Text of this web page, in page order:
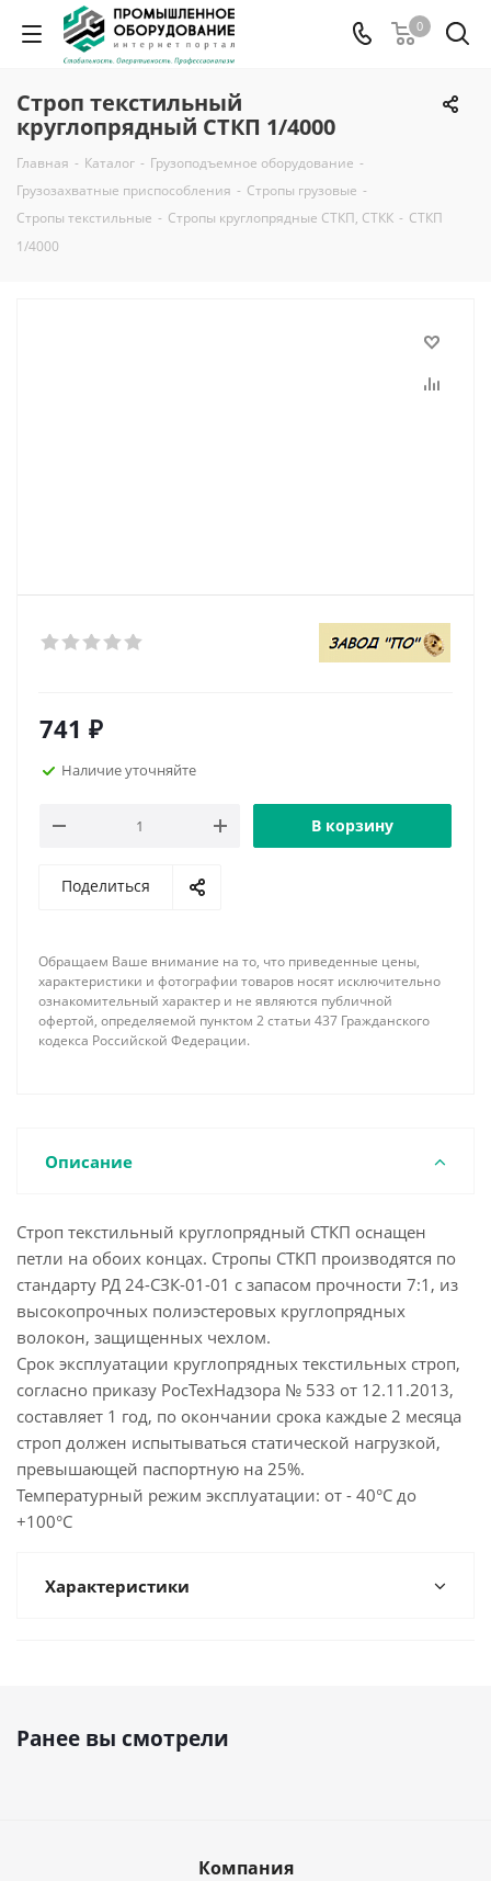
0
Строп текстильный
круглопрядный СТКП 1/4000
Главная - Каталог - Грузоподъемное оборудование -
Грузозахватные приспособления - Стропы грузовые -
Стропы текстильные - Стропы круглопрядные СТКП, СТКК - СТКП
1/4000
741 ₽
Наличие уточняйте
В корзину
Поделиться
Обращаем Ваше внимание на то, что приведенные цены,
характеристики и фотографии товаров носят исключительно
ознакомительный характер и не являются публичной
офертой, определяемой пунктом 2 статьи 437 Гражданского
кодекса Российской Федерации.
Описание
Строп текстильный круглопрядный СТКП оснащен
петли на обоих концах. Стропы СТКП производятся по
стандарту РД 24-СЗК-01-01 с запасом прочности 7:1, из
высокопрочных полиэстеровых круглопрядных
волокон, защищенных чехлом.
Срок эксплуатации круглопрядных текстильных строп,
согласно приказу РосТехНадзора № 533 от 12.11.2013,
составляет 1 год, по окончании срока каждые 2 месяца
строп должен испытываться статической нагрузкой,
превышающей паспортную на 25%.
Температурный режим эксплуатации: от - 40°С до
+100°С
Характеристики
Ранее вы смотрели
Компания